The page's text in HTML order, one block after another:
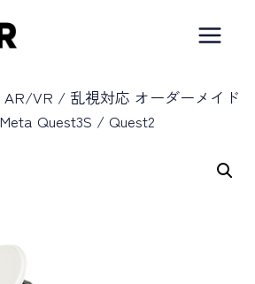
AR/VR / 乱視対応 オーダーメイド
Quest3S / Quest2